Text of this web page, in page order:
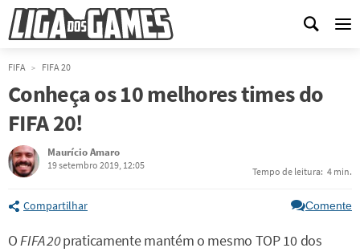
FIFA FIFA 20
Conheça os 10 melhores times do
FIFA 20!
Maurício Amaro
19 setembro 2019, 12:05
Tempo de leitura: 4 min.
Compartilhar Comente
OFIFA 20praticamente mantém o mesmo TOP 10 dos